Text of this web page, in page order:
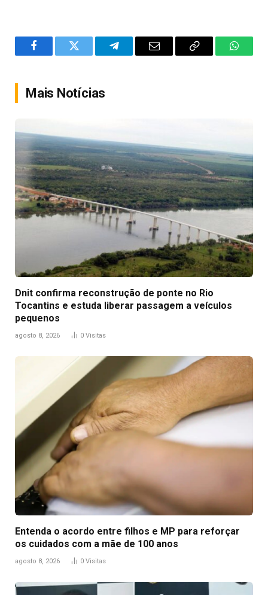
FacebookTwitter TelegramEmail
Copy
Mais Notícias
Dnit confirma reconstrução de ponte no Rio
Tocantins e estuda liberar passagem a veículos
pequenos
agosto 8, 2026 0 Visitas
Entenda o acordo entre filhos e MP para reforçar
os cuidados com a mãe de 100 anos
agosto 8, 2026 0 Visitas